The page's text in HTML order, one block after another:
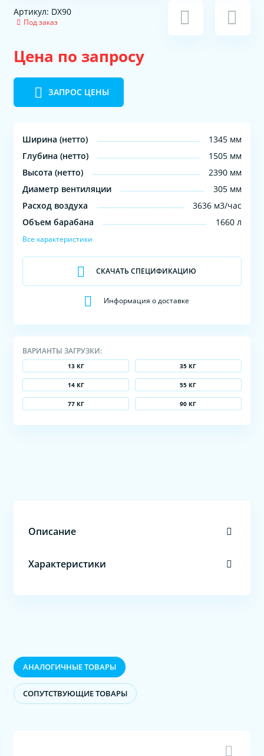
Артикул: DX90
Под заказ
Цена по запросу
ЗАПРОС ЦЕНЫ
Ширина (нетто)
1345 мм
Глубина (нетто)
1505 мм
Высота (нетто)
2390 мм
Диаметр вентиляции
305 мм
Расход воздуха
3636 м3/час
Объем барабана
1660 л
Все характеристики
СКАЧАТЬ СПЕЦИФИКАЦИЮ
Информация о доставке
ВАРИАНТЫ ЗАГРУЗКИ:
13 КГ 35 КГ
14 КГ 55 КГ
77 КГ 90 КГ
Описание
Характеристики
АНАЛОГИЧНЫЕ ТОВАРЫ
CОПУТСТВУЮЩИЕ ТОВАРЫ